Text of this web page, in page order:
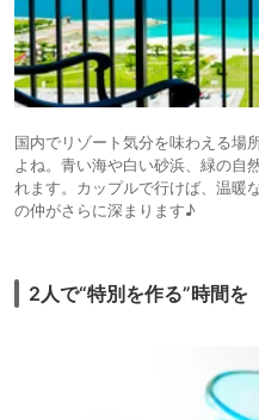
国内でリゾート気分を味わえる場
よね。青い海や白い砂浜、緑の自
れます。カップルで行けば、温暖
の仲がさらに深まります♪
2人で“特別を作る”時間を